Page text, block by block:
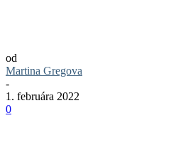
od
Martina Gregova
-
1. februára 2022
0